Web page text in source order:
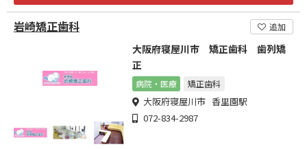
岩崎矯正歯科 追加
大阪府寝屋川市 矯正歯科 歯列矯
正
病院・医療 矯正歯科
大阪府寝屋川市 香里園駅
072-834-2987